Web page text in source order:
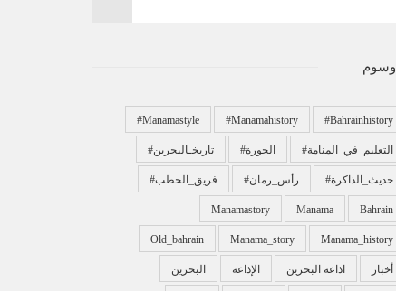
وسوم
#bahrainhistory
#manamahistory
#manamastyle
#التعليم_في_المنامة #الحورة #تاريخـالبحرين
#حديث_الذاكرة #رأس_رمان #فريق_الحطب
Bahrain
Manama
Manamastory
Manama_history
Manama_story
Old_bahrain
أخبار اذاعة البحرين الإذاعة البحرين